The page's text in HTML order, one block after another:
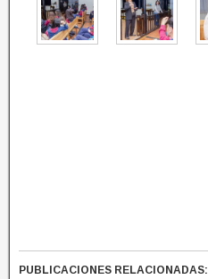
PUBLICACIONES RELACIONADAS: